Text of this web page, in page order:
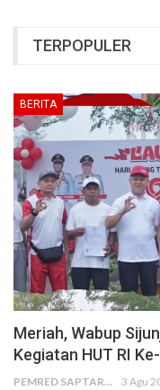
TERPOPULER
BERITA
Meriah, Wabup
Kegiatan HUT RI
PEMRED SAPTARIUS 3 Agu